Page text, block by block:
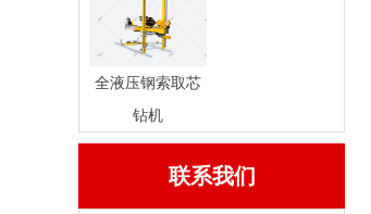
全液压钢索取芯
钻机
联系我们